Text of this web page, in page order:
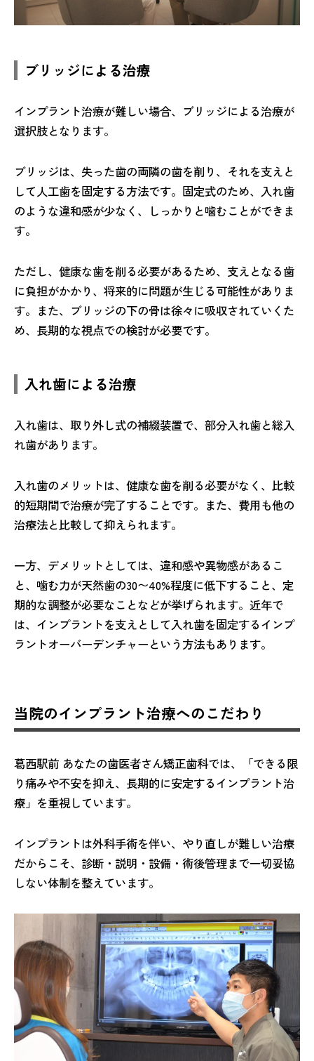
ブリッジによる治療
インプラント治療が難しい場合、ブリッジによる治療が
選択肢となります。
ブリッジは、失った歯の両隣の歯を削り、それを支えと
して人工歯を固定する方法です。固定式のため、入れ歯
のような違和感が少なく、しっかりと噛むことができま
す。
ただし、健康な歯を削る必要があるため、支えとなる歯
に負担がかかり、将来的に問題が生じる可能性がありま
す。また、ブリッジの下の骨は徐々に吸収されていくた
め、長期的な視点での検討が必要です。
入れ歯による治療
入れ歯は、取り外し式の補綴装置で、部分入れ歯と総入
れ歯があります。
入れ歯のメリットは、健康な歯を削る必要がなく、比較
的短期間で治療が完了することです。また、費用も他の
治療法と比較して抑えられます。
一方、デメリットとしては、違和感や異物感があるこ
と、噛む力が天然歯の30〜40%程度に低下すること、定
期的な調整が必要なことなどが挙げられます。近年で
は、インプラントを支えとして入れ歯を固定するインプ
ラントオーバーデンチャーという方法もあります。
当院のインプラント治療へのこだわり
葛西駅前 あなたの歯医者さん矯正歯科では、「できる限
り痛みや不安を抑え、長期的に安定するインプラント治
療」を重視しています。
インプラントは外科手術を伴い、やり直しが難しい治療
だからこそ、診断・説明・設備・術後管理まで一切妥協
しない体制を整えています。